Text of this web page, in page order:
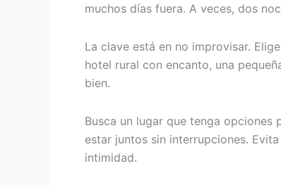
muchos días fuera. A veces, dos
La clave está en no improvisar.
hotel rural con encanto, una
bien.
Busca un lugar que tenga opciones
estar juntos sin interrupciones.
intimidad.